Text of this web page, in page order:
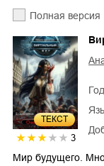
Полная версия
ТЕКСТ
3
Мир будущего.